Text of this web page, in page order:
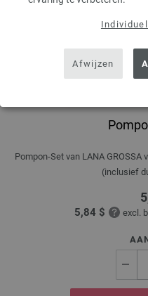
Afwijzen
Pompon-Set van LANA
(inclusief
5,84 $ excl.